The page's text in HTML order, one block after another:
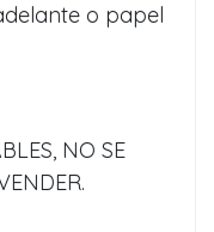
o papel
NO SE